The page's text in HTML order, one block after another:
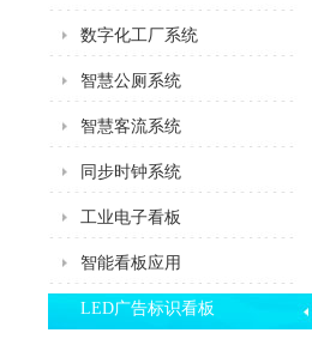
数字化工厂系统
智慧公厕系统
智慧客流系统
同步时钟系统
工业电子看板
智能看板应用
LED广告标识看板